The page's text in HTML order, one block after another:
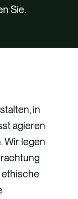
Sie.
in
agieren
Wir legen
ethische